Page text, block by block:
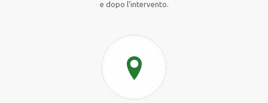
e dopo l’intervento.